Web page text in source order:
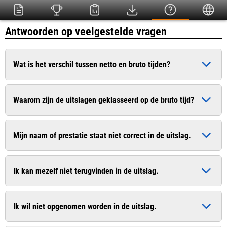
Antwoorden op veelgestelde vragen
Wat is het verschil tussen netto en bruto tijden?
De bruto tijd is de officiële tijd die ingaat op het moment dat
het startschot heeft geklonken. De netto tijd (chiptijd) is de
Waarom zijn de uitslagen geklasseerd op de bruto tijd?
Dit is conform het wedstrijdreglement van de Atletiekunie.
Bij sommige evenementen worden uitslagen van recreanten
Mijn naam of prestatie staat niet correct in de uitslag.
Geef dit door aan de organisatie. De contactgegevens vindt u
vaak op de website van de organisatie.
Ik kan mezelf niet terugvinden in de uitslag.
Geef dit door aan de organisatie. De contactgegevens vindt u
vaak op de website van de organisatie.
Ik wil niet opgenomen worden in de uitslag.